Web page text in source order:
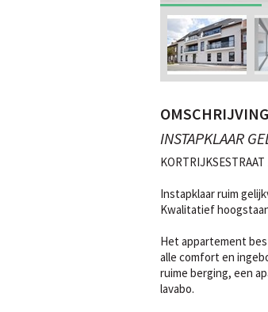
OMSCHRIJVING
INSTAPKLAAR
Instapklaar ruim
Kwalitatief
Het appartement
alle comfort en
ruime berging, een
lavabo.